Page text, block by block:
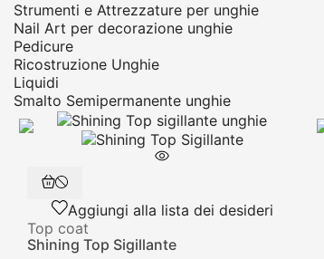
Strumenti e Attrezzature per unghie
Nail Art per decorazione unghie
Pedicure
Ricostruzione Unghie
Liquidi
Smalto Semipermanente unghie
Aggiungi alla lista dei desideri
Top coat
Shining Top Sigillante